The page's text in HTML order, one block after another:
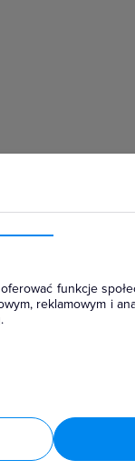
funkcje
reklamowym i